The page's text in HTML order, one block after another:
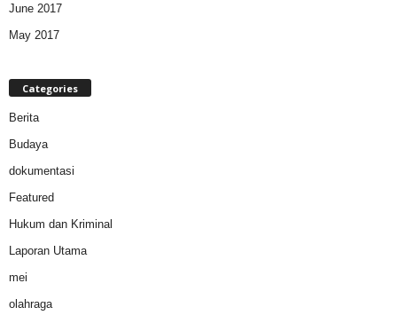
June 2017
May 2017
Categories
Berita
Budaya
dokumentasi
Featured
Hukum dan Kriminal
Laporan Utama
mei
olahraga